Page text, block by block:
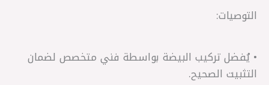
التوصيات:
• يُفضل تركيب البيضة بواسطة فني متخصص لضمان
التثبيت الصحيح.